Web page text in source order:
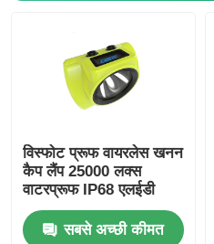
विस्फोट प्रूफ वायरलेस खनन
कैप लैंप 25000 लक्स
वाटरप्रूफ IP68 एलईडी
सबसे अच्छी कीमत